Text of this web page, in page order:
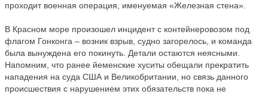
проходит военная операция, именуемая «Железная стена».
В Красном море произошел инцидент с контейнеровозом под
флагом Гонконга – возник взрыв, судно загорелось, и команда
была вынуждена его покинуть. Детали остаются неясными.
Напомним, что ранее йеменские хуситы обещали прекратить
нападения на суда США и Великобритании, но связь данного
происшествия с нарушением этих обязательств пока не